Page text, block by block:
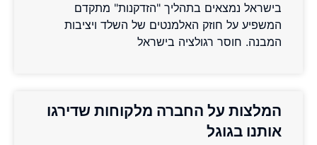
בישראל נמצאים בתהליך "הזדקנות" מתקדם
המשפיע על חוזק האלמנטים של השלד ויציבות
המבנה. חוסר רגולציה בישראל
המלצות על החברה מלקוחות שדירגו
אותנו בגוגל